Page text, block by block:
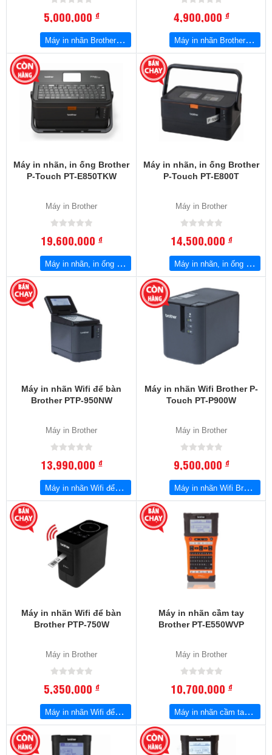
5,000,000đ
Máy in nhãn Brother QL-800
4,900,000đ
Máy in nhãn Brother P-Touch QL-700
Máy in nhãn, in ống Brother
P-Touch PT-E850TKW
Máy in Brother
19,600,000đ
Máy in nhãn, in ống Brother P-Touch PT-E850TKW
Máy in nhãn, in ống Brother
P-Touch PT-E800T
Máy in Brother
14,500,000đ
Máy in nhãn, in ống Brother P-Touch PT-E800T
Máy in nhãn Wifi để bàn
Brother PTP-950NW
Máy in Brother
13,990,000đ
Máy in nhãn Wifi để bàn Brother PTP-950NW
Máy in nhãn Wifi Brother P-
Touch PT-P900W
Máy in Brother
9,500,000đ
Máy in nhãn Wifi Brother P-Touch PT-P900W
Máy in nhãn Wifi để bàn
Brother PTP-750W
Máy in Brother
5,350,000đ
Máy in nhãn Wifi để bàn Brother PTP-750W
Máy in nhãn cầm tay
Brother PT-E550WVP
Máy in Brother
10,700,000đ
Máy in nhãn cầm tay Brother PT-E550WVP